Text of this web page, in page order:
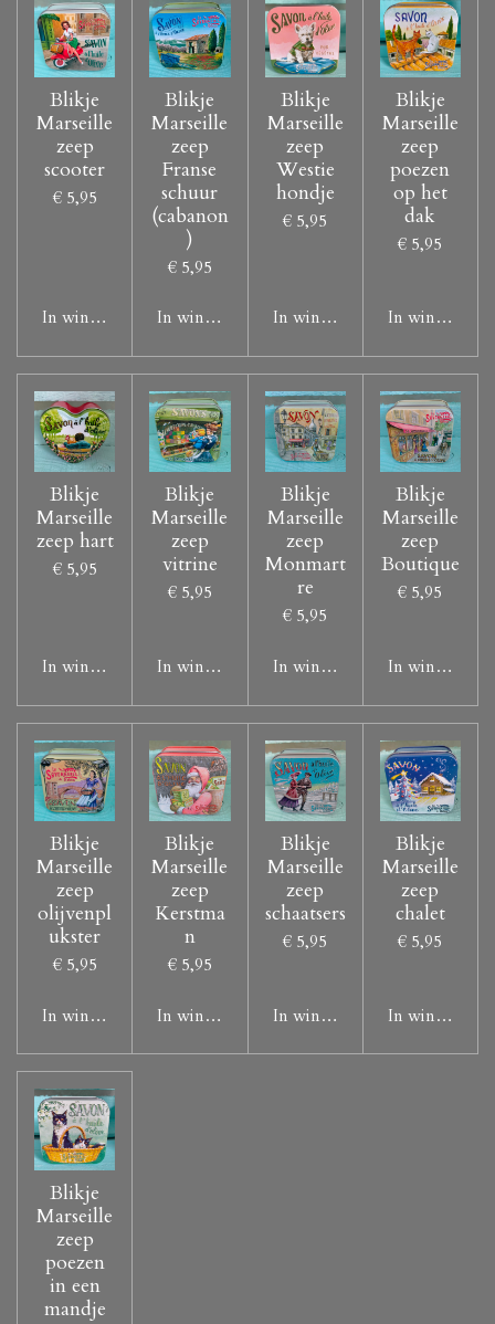
Blikje
Marseille
zeep
scooter
€ 5,95
In winkelwagen
Blikje
Marseille
zeep
Franse
schuur
(cabanon
)
€ 5,95
In winkelwagen
Blikje
Marseille
zeep
Westie
hondje
€ 5,95
In winkelwagen
Blikje
Marseille
zeep
poezen
op het
dak
€ 5,95
In
Blikje
Marseille
zeep hart
€ 5,95
In winkelwagen
Blikje
Marseille
zeep
vitrine
€ 5,95
In winkelwagen
Blikje
Marseille
zeep
Monmart
re
€ 5,95
In winkelwagen
Blikje
Marseille
zeep
Boutique
€ 5,95
In
Blikje
Marseille
zeep
olijvenpl
ukster
€ 5,95
In winkelwagen
Blikje
Marseille
zeep
Kerstma
n
€ 5,95
In winkelwagen
Blikje
Marseille
zeep
schaatsers
€ 5,95
In winkelwagen
Blikje
Marseille
zeep
chalet
€ 5,95
In
Blikje
Marseille
zeep
poezen
in een
mandje